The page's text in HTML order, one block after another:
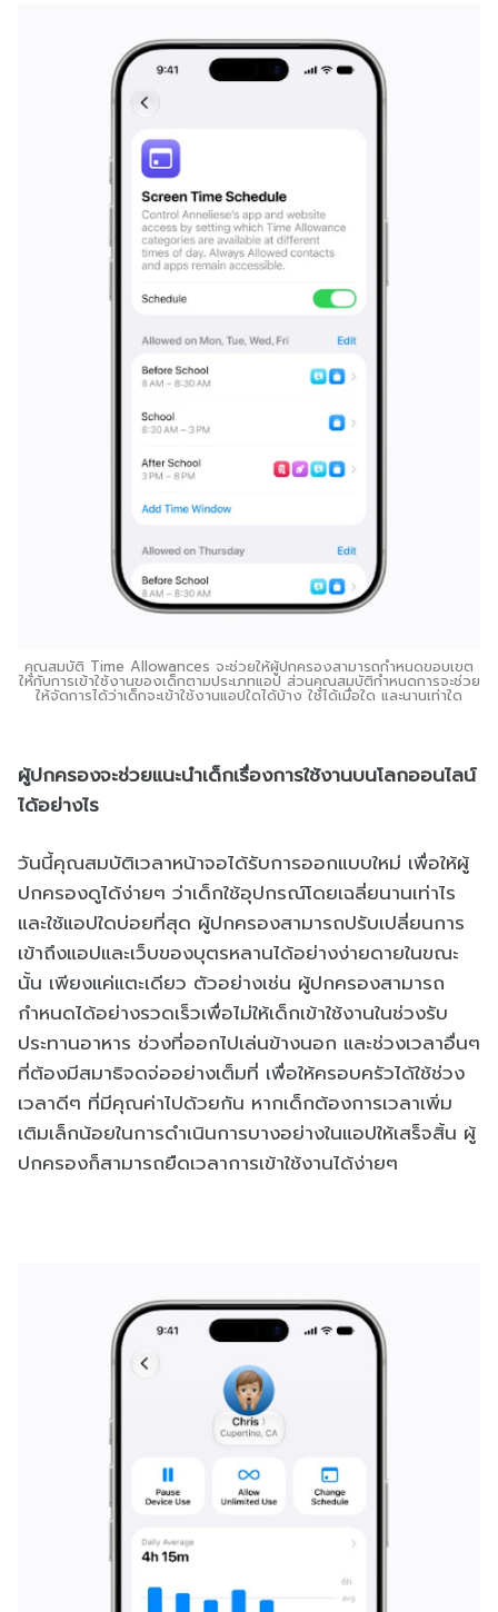
คุณสมบัติ Time Allowances จะช่วยให้ผู้ปกครองสามารถกำหนดขอบเขต
ให้กับการเข้าใช้งานของเด็กตามประเภทแอป ส่วนคุณสมบัติกำหนดการจะช่วย
ให้จัดการได้ว่าเด็กจะเข้าใช้งานแอปใดได้บ้าง ใช้ได้เมื่อใด และนานเท่าใด
ผู้ปกครองจะช่วยแนะนำเด็กเรื่องการใช้งานบนโลกออนไลน์
ได้อย่างไร
วันนี้คุณสมบัติเวลาหน้าจอได้รับการออกแบบใหม่ เพื่อให้ผู้
ปกครองดูได้ง่ายๆ ว่าเด็กใช้อุปกรณ์โดยเฉลี่ยนานเท่าไร
และใช้แอปใดบ่อยที่สุด ผู้ปกครองสามารถปรับเปลี่ยนการ
เข้าถึงแอปและเว็บของบุตรหลานได้อย่างง่ายดายในขณะ
นั้น เพียงแค่แตะเดียว ตัวอย่างเช่น ผู้ปกครองสามารถ
กำหนดได้อย่างรวดเร็วเพื่อไม่ให้เด็กเข้าใช้งานในช่วงรับ
ประทานอาหาร ช่วงที่ออกไปเล่นข้างนอก และช่วงเวลาอื่นๆ
ที่ต้องมีสมาธิจดจ่ออย่างเต็มที่ เพื่อให้ครอบครัวได้ใช้ช่วง
เวลาดีๆ ที่มีคุณค่าไปด้วยกัน หากเด็กต้องการเวลาเพิ่ม
เติมเล็กน้อยในการดำเนินการบางอย่างในแอปให้เสร็จสิ้น ผู้
ปกครองก็สามารถยืดเวลาการเข้าใช้งานได้ง่ายๆ